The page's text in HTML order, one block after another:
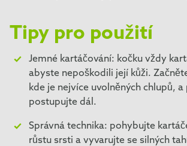
Tipy pro použití
Jemné kartáčování: kočku vždy
abyste nepoškodili její kůži.
kde je nejvíce uvolněných chlupů,
postupujte dál.
Správná technika: pohybujte
růstu srsti a vyvarujte se silných